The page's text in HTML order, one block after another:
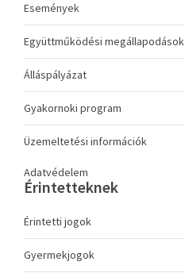
Események
Együttműködési megállapodások
Álláspályázat
Gyakornoki program
Üzemeltetési információk
Adatvédelem
Érintetteknek
Érintetti jogok
Gyermekjogok